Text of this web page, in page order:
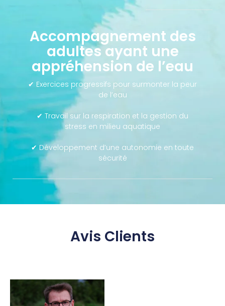
Accompagnement des
adultes ayant une
appréhension de l’eau
✔ Exercices progressifs pour surmonter la peur
de l’eau
✔ Travail sur la respiration et la gestion du
stress en milieu aquatique
✔ Développement d’une autonomie en toute
sécurité
Avis Clients